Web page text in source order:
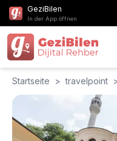
GeziBilen
In der App öffnen
Startseite > travelpoint